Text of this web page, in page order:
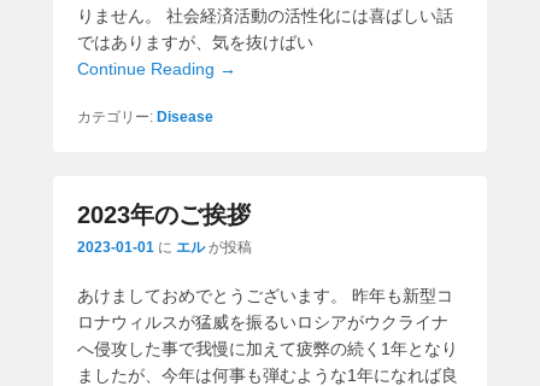
りません。 社会経済活動の活性化には喜ばしい話
ではありますが、気を抜けばい
Continue Reading →
カテゴリー: Disease
2023年のご挨拶
2023-01-01 に エル が投稿
あけましておめでとうございます。 昨年も新型コ
ロナウィルスが猛威を振るいロシアがウクライナ
へ侵攻した事で我慢に加えて疲弊の続く1年となり
ましたが、今年は何事も弾むような1年になれば良